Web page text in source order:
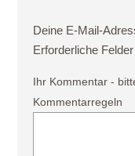
Deine E-Mail-
Erforderliche
Ihr Kommentar -
Kommentarregeln